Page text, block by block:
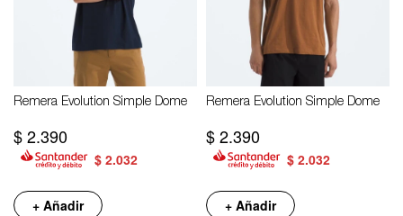
Remera Evolution Simple Dome
$2.390
$ 2.032
+ Añadir
Remera Evolution Simple Dome
$2.390
$ 2.032
+ Añadir